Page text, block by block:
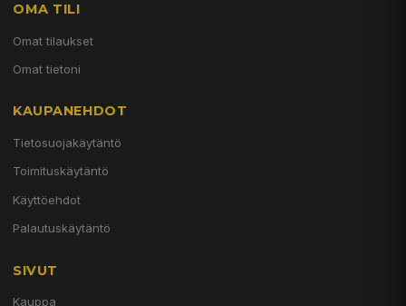
OMA TILI
Omat tilaukset
Omat tietoni
KAUPANEHDOT
Tietosuojakäytäntö
Toimituskäytäntö
Käyttöehdot
Palautuskäytäntö
SIVUT
Kauppa